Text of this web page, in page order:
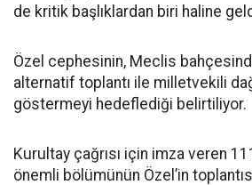
de kritik başlıklardan biri haline
Özel cephesinin, Meclis
alternatif toplantı ile milletvekili
göstermeyi hedeflediği belirtiliyor.
Kurultay çağrısı için imza veren
önemli bölümünün Özel’in